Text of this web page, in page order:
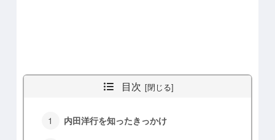
目次
内田洋行を知ったきっかけ